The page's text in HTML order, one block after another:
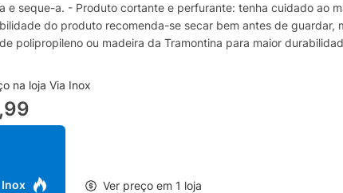
e seque-a. - Produto cortante e perfurante: tenha cuidado ao
do produto recomenda-se secar bem antes de guardar,
polipropileno ou madeira da Tramontina para maior
congelados. - Mantenha sempre sua faca afiada
siga as orientações de reciclagem vigentes.Informações
A lâmina de aço inox têm maior durabilidade do fio devido ao
durabilidade. E conta com proteção antimicrobiana, que inibe
higiene e redução de microorganismos que causam
na loja Via Inox
Inox Ver preço em 1 loja